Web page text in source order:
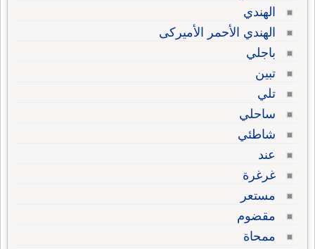
الهندي
الهندي الأحمر الأميركى
باجلي
تبين
تلي
ساحلي
شاطئي
عند
غرغرة
مستعر
مقضوم
ممحاة